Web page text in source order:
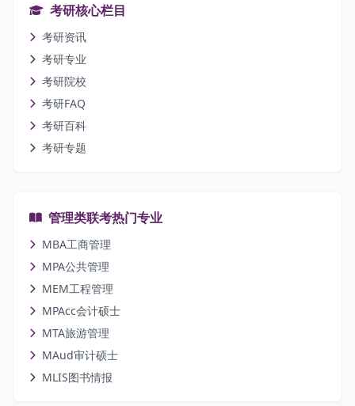
考研核心栏目
考研资讯
考研专业
考研院校
考研FAQ
考研百科
考研专题
管理类联考热门专业
MBA工商管理
MPA公共管理
MEM工程管理
MPAcc会计硕士
MTA旅游管理
MAud审计硕士
MLIS图书情报